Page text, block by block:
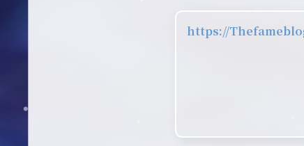
https://